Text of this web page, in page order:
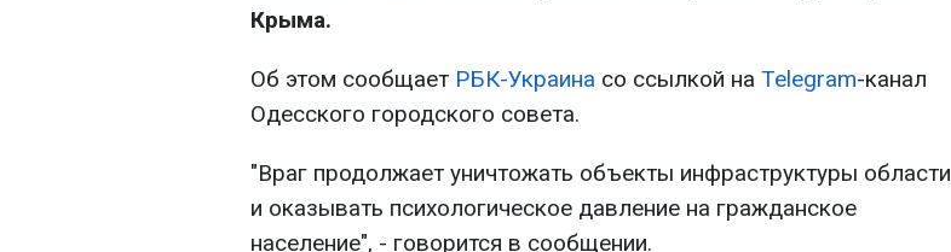
Крыма.
Об этом сообщает РБК-Украина со ссылкой на Telegram-канал
Одесского городского совета.
"Враг продолжает уничтожать объекты инфраструктуры области
и оказывать психологическое давление на гражданское
население", - говорится в сообщении.